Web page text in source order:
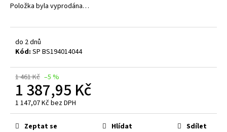
Položka byla vyprodána…
do 2 dnů
Kód: SP BS194014044
1 461 Kč –5 %
1 387,95 Kč
1 147,07 Kč bez DPH
Měrná
cena:Zeptat se Hlídat Sdílet
D
o
p
u